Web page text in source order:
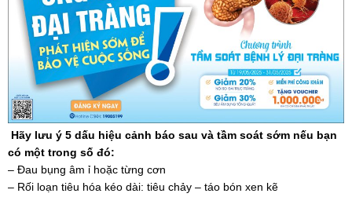
Hãy lưu ý 5 dấu hiệu cảnh báo sau và tầm soát sớm nếu bạn
có một trong số đó:
– Đau bụng âm ỉ hoặc từng cơn
– Rối loạn tiêu hóa kéo dài: tiêu chảy – táo bón xen kẽ